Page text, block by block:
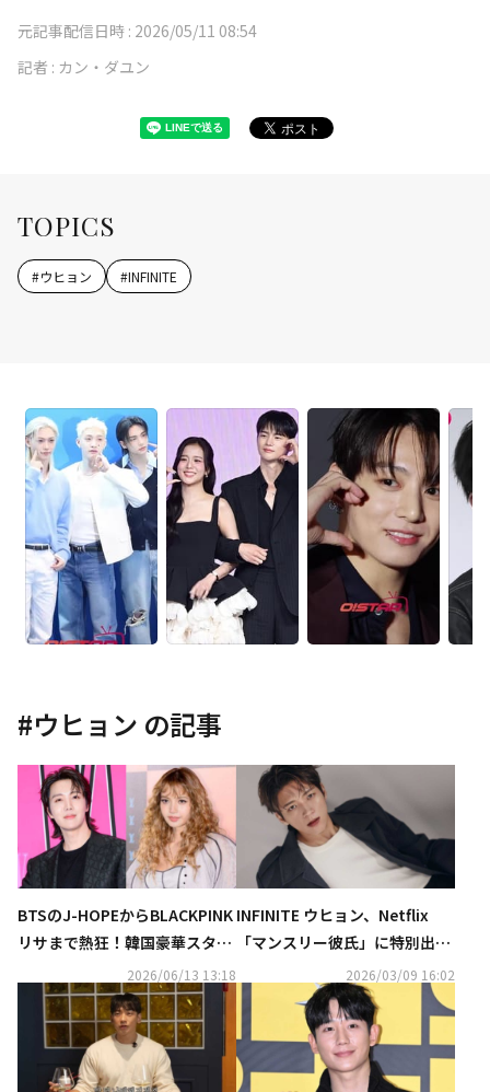
元記事配信日時 : 2026/05/11 08:54
記者 : カン・ダユン
TOPICS
#ウヒョン #INFINITE
#ウヒョン の記事
BTSのJ-HOPEからBLACKPINK
リサまで熱狂！韓国豪華スター
たちが「北中米ワールドカッ
プ」を応援
2026/06/13 13:18
INFINITE ウヒョン、Netflix
「マンスリー彼氏」に特別出
演！甘いビジュアルと眼差しで
2026/03/09 16:02